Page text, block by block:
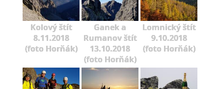
Kolový štít
8.11.2018
(foto Horňák)
Ganek a
Rumanov štít
13.10.2018
(foto Horňák)
Lomnický štít
9.10.2018
(foto Horňák)